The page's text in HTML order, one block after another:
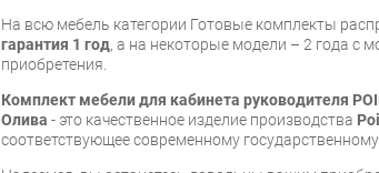
На всю мебель категории Готовые комплекты
гарантия 1 год, а на некоторые модели – 2 года с
приобретения.
Комплект мебели для кабинета руководителя
Олива - это качественное изделие производства
соответствующее современному государственному